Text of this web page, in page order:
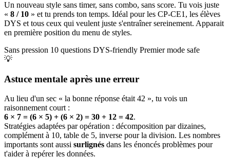
Un nouveau style sans timer, sans combo, sans score. Tu vois juste
« 8 / 10 » et tu prends ton temps. Idéal pour les CP-CE1, les élèves
DYS et tous ceux qui veulent juste s'entraîner sereinement. Apparait
en première position du menu de styles.
Sans pression 10 questions DYS-friendly Premier mode safe
💡
Astuce mentale après une erreur
Au lieu d'un sec « la bonne réponse était 42 », tu vois un
raisonnement court :
6 × 7 = (6 × 5) + (6 × 2) = 30 + 12 = 42.
Stratégies adaptées par opération : décomposition par dizaines,
complément à 10, table de 5, inverse pour la division. Les nombres
importants sont aussi surlignés dans les énoncés problèmes pour
t'aider à repérer les données.